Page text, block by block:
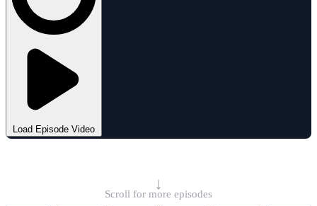
Load Episode Video
↓
Scroll for more episodes